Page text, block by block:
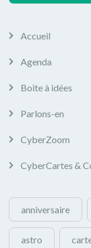
Accueil
Agenda
Boite à idées
Parlons-en
CyberZoom
CyberCartes &
anniversaire
astro